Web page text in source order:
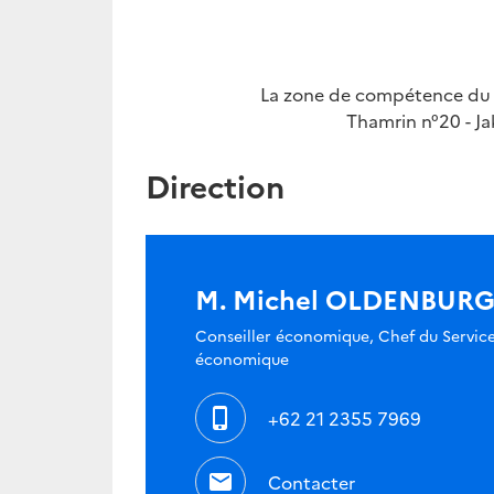
La zone de compétence
Thamrin n°20 -
Direction
M. Michel OLDENBURG
Conseiller économique, Chef du
économique
phone_iphone +62 21 2355 7969
mail Contacter